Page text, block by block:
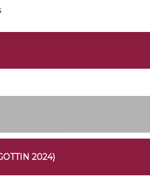
2024)